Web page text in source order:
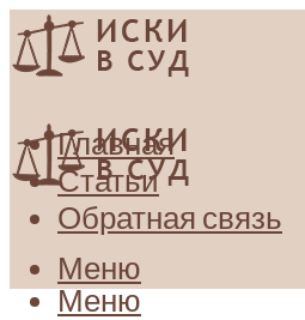
Главная
Статьи
Обратная связь
Меню
Меню